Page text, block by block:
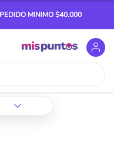
MINIMO $40.000